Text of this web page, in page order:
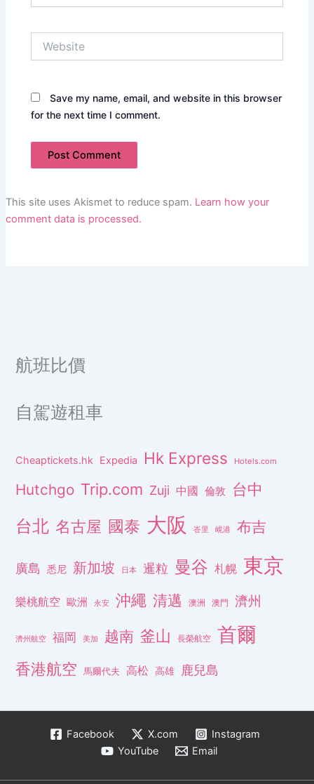
Save my name, email, and website in this browser
for the next time I comment.
This site uses Akismet to reduce spam. Learn how your
comment data is processed.
航班比價
自駕遊租車
Cheaptickets.hk Expedia Hk Express Hotels.com
Hutchgo Trip.com Zuji 中國 倫敦 台中
台北 名古屋 國泰 大阪 峇里 峴港 布吉
廣島 悉尼 新加坡 日本 暹粒 曼谷 札幌 東京
樂桃航空 歐洲 永安 沖繩 清邁 澳洲 澳門 濟州
濟州航空 福岡 美加 越南 釜山 長榮航空 首爾
香港航空 馬爾代夫 高松 高雄 鹿兒島
Facebook X.com
Instagram
YouTube
Email